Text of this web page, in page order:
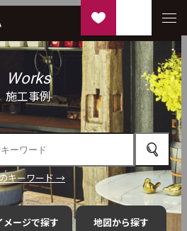
Works
施工事例
キーワード →
メージで探す 地図から探す